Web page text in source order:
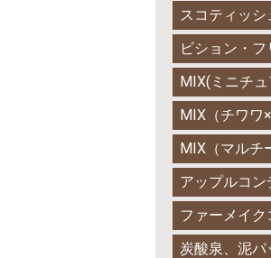
スコティッシ
ビション・フ
MIX(ミニチ
MIX（チワワ
MIX（マルチ
アップルコ
ファーメイ
炭酸泉、泥パ